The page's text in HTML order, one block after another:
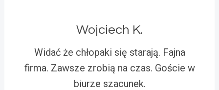
Wojciech K.
Widać że chłopaki się starają. Fajna
firma. Zawsze zrobią na czas. Goście w
biurze szacunek.